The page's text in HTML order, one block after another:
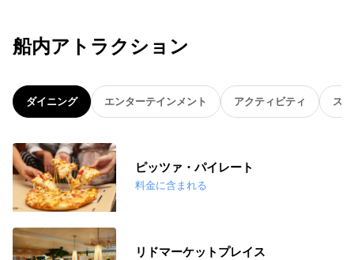
船内アトラクション
ダイニング エンターテインメント アクティビティ ス
ピッツァ・パイレート
料金に含まれる
リドマーケットプレイス